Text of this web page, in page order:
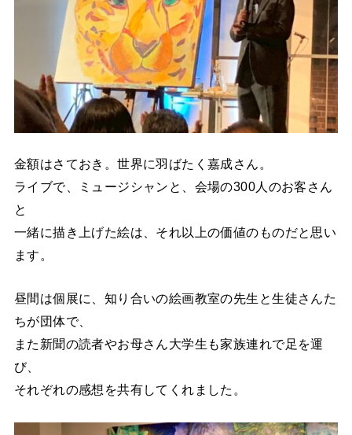
金額はさておき。世界に羽ばたく嘉成さん。
ライブで、ミュージシャンと、会場の300人のお客さん
と
一緒に描き上げた絵は、それ以上の価値のものだと思い
ます。
昼間は個展に、知り合いの絵画教室の先生と生徒さんた
ちが団体で、
また新聞の読者やお母さん大学生も家族連れで足を運
び、
それぞれの感想を共有してくれました。